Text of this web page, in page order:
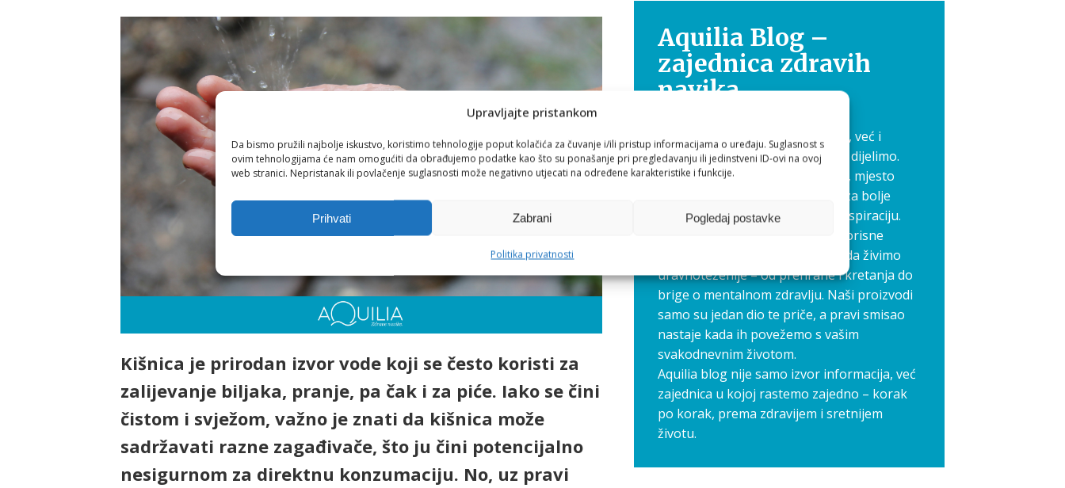
Upravljajte pristankom
Da bismo pružili najbolje iskustvo, koristimo tehnologije poput kolačića za čuvanje i/ili pristup informacijama o uređaju. Suglasnost s
ovim tehnologijama će nam omogućiti da obrađujemo podatke kao što su ponašanje pri pregledavanju ili jedinstveni ID-ovi na ovoj
web stranici. Nepristanak ili povlačenje suglasnosti može negativno utjecati na određene karakteristike i funkcije.
Prihvati Zabrani Pogledaj postavke
Politika privatnosti
Kišnica je prirodan izvor vode koji se često koristi za
zalijevanje biljaka, pranje, pa čak i za piće. Iako se čini
čistom i svježom, važno je znati da kišnica može
sadržavati razne zagađivače, što ju čini potencijalno
nesigurnom za direktnu konzumaciju. No, uz pravi
Aquilia Blog –
zajednica zdravih
navika
Zdravlje nije samo osobna briga, već i
putovanje koje je ljepše kada ga dijelimo.
Zato smo pokrenuli Aquilia blog, mjesto
gdje zajedno stvaramo prostor za bolje
navike, međusobnu podršku i inspiraciju.
Ovdje dijelimo priče, iskustva i korisne
savjete koji nam svima pomažu da živimo
uravnoteženije – od prehrane i kretanja do
brige o mentalnom zdravlju. Naši proizvodi
samo su jedan dio te priče, a pravi smisao
nastaje kada ih povežemo s vašim
svakodnevnim životom.
Aquilia blog nije samo izvor informacija, već
zajednica u kojoj rastemo zajedno – korak
po korak, prema zdravijem i sretnijem
životu.